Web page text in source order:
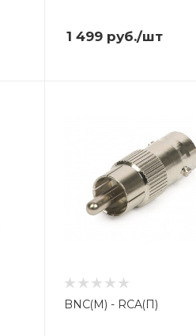
1 499 руб./шт
BNC(M) - RCA(П)